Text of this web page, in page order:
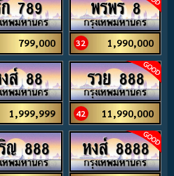
789
799,000
พรพร 8
32 1,990,000
ส์ 88
1,999,999
รวย 888
42 11,990,000
ญ 888 หงส์ 8888